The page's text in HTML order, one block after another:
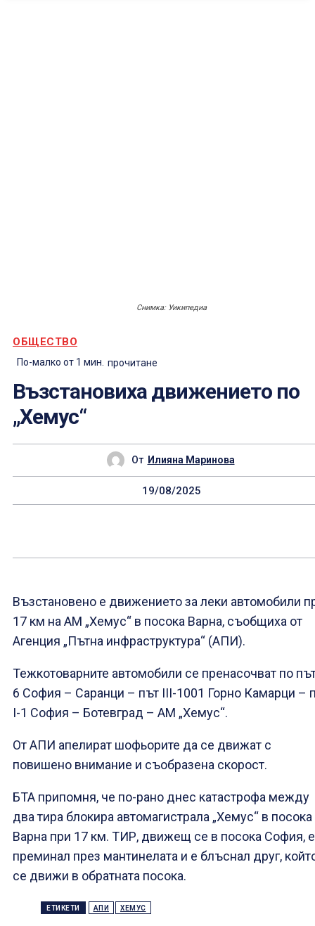
Снимка: Уикипедиа
ОБЩЕСТВО
По-малко от 1 мин. прочитане
Възстановиха движението по
„Хемус“
От Илияна Маринова
19/08/2025
Възстановено е движението за леки автомобили
17 км на АМ „Хемус“ в посока Варна, съобщиха от
Агенция „Пътна инфраструктура“ (АПИ).
Тежкотоварните автомобили се пренасочват по
6 София – Саранци – път III-1001 Горно Камарци –
I-1 София – Ботевград – АМ „Хемус“.
От АПИ апелират шофьорите да се движат с
повишено внимание и съобразена скорост.
БТА припомня, че по-рано днес катастрофа между
два тира блокира автомагистрала „Хемус“ в посока
Варна при 17 км. ТИР, движещ се в посока София, е
преминал през мантинелата и е блъснал друг,
се движи в обратната посока.
ЕТИКЕТИ АПИ ХЕМУС